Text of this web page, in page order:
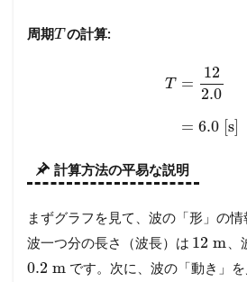
周期T の計算:
T =
12
2.0
= 6.0 [s]
計算方法の平易な説明
まずグラフを見て、波の「形」の情
波一つ分の長さ（波長）は 12 m
0.2 m です。次に、波の「動き」